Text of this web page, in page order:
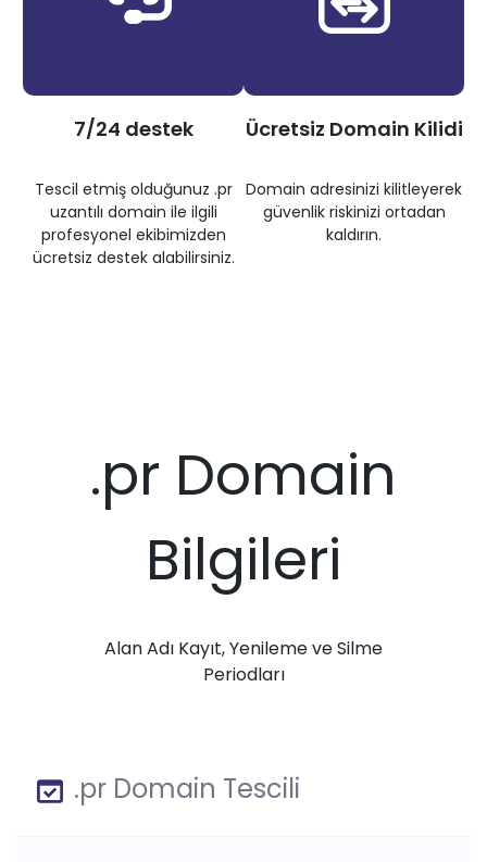
7/24 destek
Tescil etmiş olduğunuz .pr
uzantılı domain ile ilgili
profesyonel ekibimizden
ücretsiz destek alabilirsiniz.
Ücretsiz Domain Kilidi
Domain adresinizi kilitleyerek
güvenlik riskinizi ortadan
kaldırın.
.pr Domain
Bilgileri
Alan Adı Kayıt, Yenileme ve Silme
Periodları
.pr Domain Tescili